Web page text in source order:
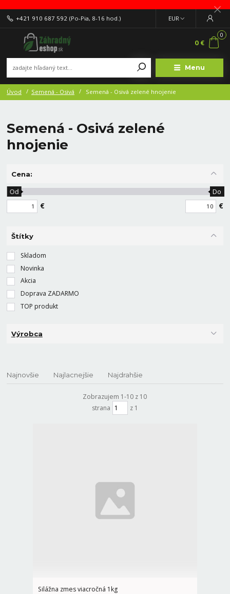
Menu
EUR
+421 910 687 592 (Po-Pia, 8-16 hod.)
0
0 €
Úvod Semená - Osivá Semená - Osivá zelené hnojenie
Semená - Osivá zelené
hnojenie
Cena:
€
Od Do
€
Štítky
Skladom
Novinka
Akcia
Doprava ZADARMO
TOP produkt
Výrobca
Najnovšie Najlacnejšie Najdrahšie
Zobrazujem 1-10 z 10
strana
z 1
Silážna zmes viacročná 1kg